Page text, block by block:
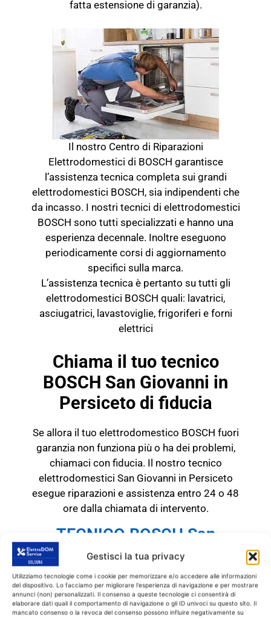
Gestisci la tua privacy
Utilizziamo tecnologie come i cookie per memorizzare e/o accedere alle informazioni
del dispositivo. Lo facciamo per migliorare l'esperienza di navigazione e per mostrare
annunci (non) personalizzati. Il consenso a queste tecnologie ci consentirà di
elaborare dati quali il comportamento di navigazione o gli ID univoci su questo sito. Il
mancato consenso o la revoca del consenso possono influire negativamente su
fatta estensione di garanzia).
Il nostro Centro di Riparazioni
Elettrodomestici di BOSCH garantisce
l’assistenza tecnica completa sui grandi
elettrodomestici BOSCH, sia indipendenti che
da incasso. I nostri tecnici di elettrodomestici
BOSCH sono tutti specializzati e hanno una
esperienza decennale. Inoltre eseguono
periodicamente corsi di aggiornamento
specifici sulla marca.
L’assistenza tecnica è pertanto su tutti gli
elettrodomestici BOSCH quali: lavatrici,
asciugatrici, lavastoviglie, frigoriferi e forni
elettrici
Chiama il tuo tecnico
BOSCH San Giovanni in
Persiceto di fiducia
Se allora il tuo elettrodomestico BOSCH fuori
garanzia non funziona più o ha dei problemi,
chiamaci con fiducia. Il nostro tecnico
elettrodomestici San Giovanni in Persiceto
esegue riparazioni e assistenza entro 24 o 48
ore dalla chiamata di intervento.
TECNICO BOSCH San
Giovanni in Persiceto
RICAMBI CON GARANZIA DI
1 ANNO
Il tecnico BOSCH San Giovanni in